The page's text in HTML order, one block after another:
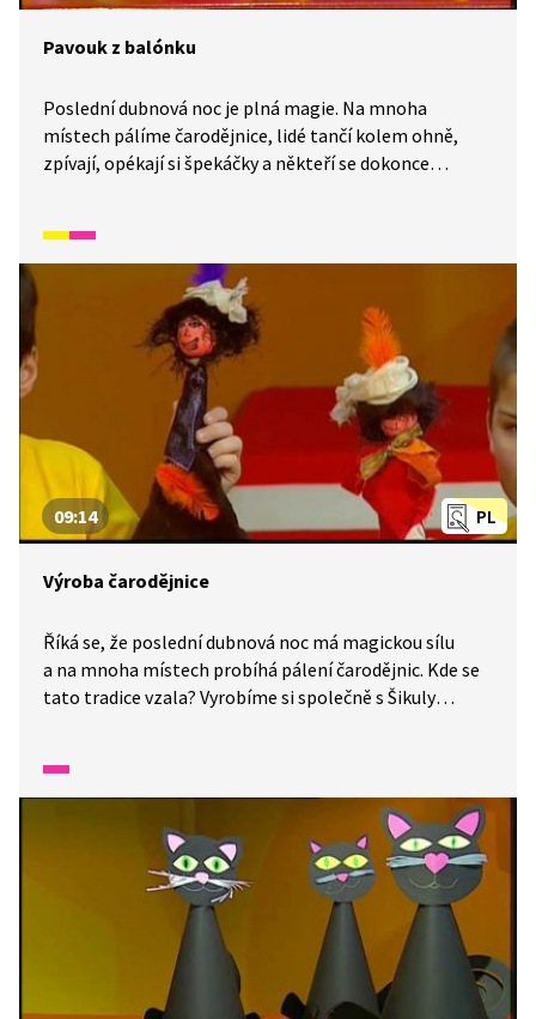
Pavouk z balónku
Poslední dubnová noc je plná magie. Na mnoha
místech pálíme čarodějnice, lidé tančí kolem ohně,
zpívají, opékají si špekáčky a někteří se dokonce
PL
09:14
Výroba čarodějnice
Říká se, že poslední dubnová noc má magickou sílu
a na mnoha místech probíhá pálení čarodějnic. Kde se
tato tradice vzala? Vyrobíme si společně s Šikuly
metličku, kusy barevných látek, tavnou pistoli,
větvičky, nůžky, knoflíky, peříčka, barvy, pastelky, fix,
vatová vajíčka, chlupatou vlnu, tvrdý bílý papír a lepidlo
na papír. Ať vám to jde od ruky!